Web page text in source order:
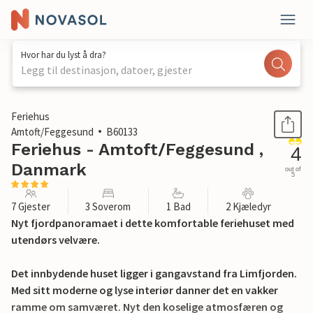
Hvor har du lyst å dra?
Legg til destinasjon, datoer, gjester
1 / 24
Feriehus
Amtoft/Feggesund
B60133
Feriehus - Amtoft/Feggesund ,
Danmark
4
out of
5
7 Gjester 3 Soverom 1 Bad 2 Kjæledyr
Nyt fjordpanoramaet i dette komfortable feriehuset med
utendørs velvære.
Det innbydende huset ligger i gangavstand fra Limfjorden.
Med sitt moderne og lyse interiør danner det en vakker
ramme om samværet. Nyt den koselige atmosfæren og